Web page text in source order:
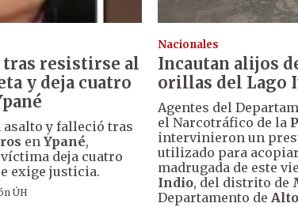
tras resistirse al
y deja cuatro
asalto y falleció tras
en Ypané,
deja cuatro
exige justicia.
ÚH
Nacionales
Incautan alijos
orillas del Lago
Agentes del
el Narcotráfico de la
intervinieron un
utilizado para acopiar
madrugada de este
Indio, del distrito de
Departamento de